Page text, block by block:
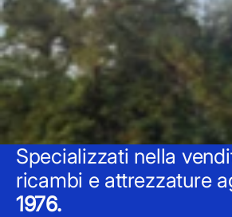
Specializzati nella
ricambi e attrezzature
1976.